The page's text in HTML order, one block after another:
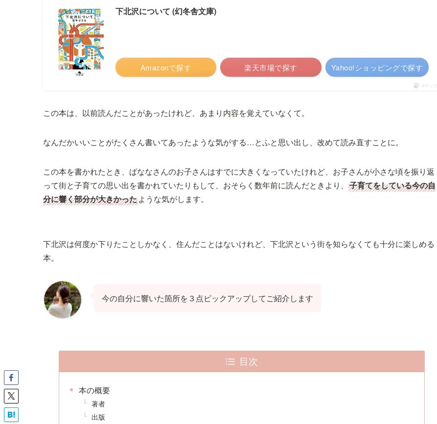
下北沢について (幻冬舎文庫)
Amazonで探す 楽天市場で探す Yahoo!ショッピングで探す
ポチップ
この本は、以前読んだことがあったけれど、あまり内容を覚えていなくて。
なんだかいいことがたくさん書いてあったような気がする…とふと思い出し、改めて読み直すことに。
この本を書かれたとき、ばななさんのお子さんはすでに大きくなっていたけれど、お子さんが小さな頃を振り返
って街と子育ての思い出を書かれていたりもして、おそらく数年前に読んだときより、 子育てをしている今の自
分に響く部分が大きかったような気がします。
下北沢は何度か下りたことしかなく、住んだことはないけれど、下北沢という街を知らなくても十分に楽しめる
本。
今の自分に響いた箇所を３点ピックアップしてご紹介します
目次
本の概要
著者
出版